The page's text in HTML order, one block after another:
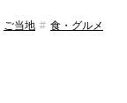
ご当地
食・グルメ